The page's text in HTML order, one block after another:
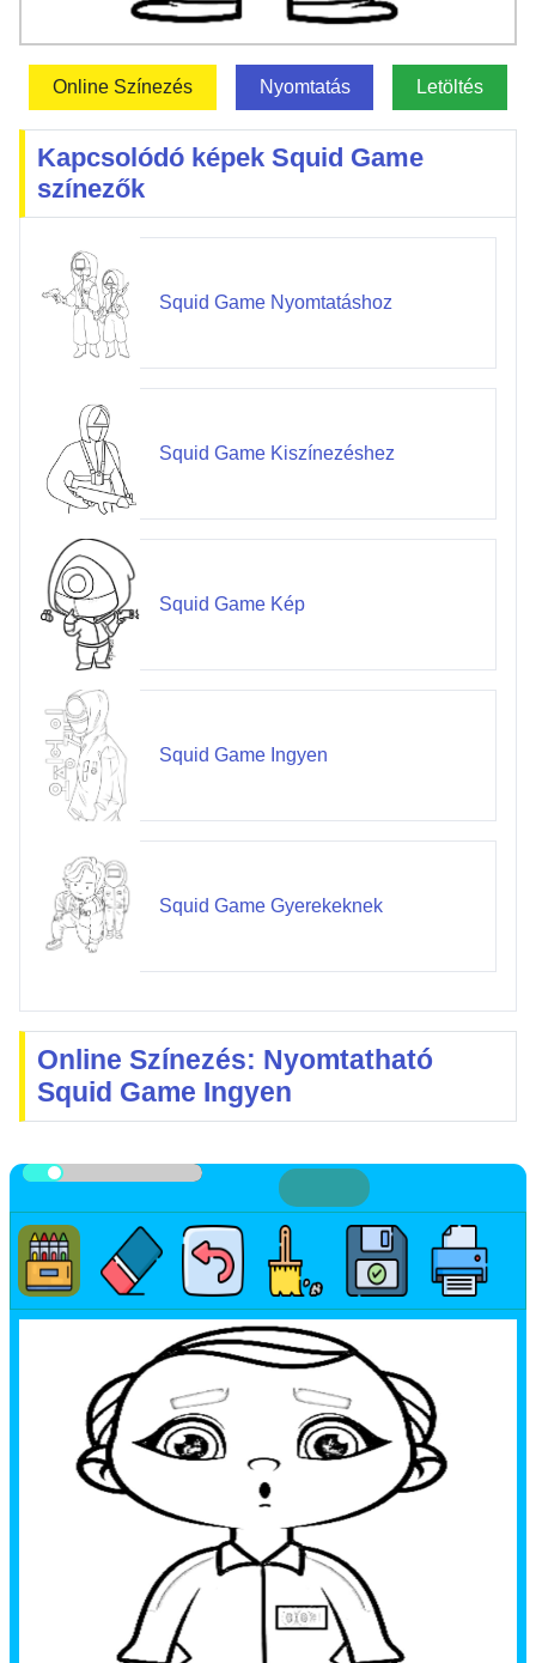
Online Színezés Nyomtatás Letöltés
Kapcsolódó képek Squid Game
színezők
Squid Game Nyomtatáshoz
Squid Game Kiszínezéshez
Squid Game Kép
Squid Game Ingyen
Squid Game Gyerekeknek
Online Színezés: Nyomtatható
Squid Game Ingyen